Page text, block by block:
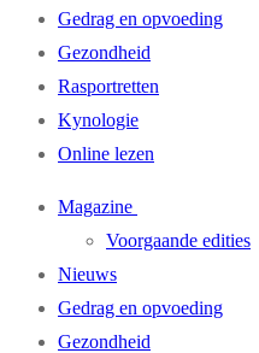
Gedrag en opvoeding
Gezondheid
Rasportretten
Kynologie
Online lezen
Magazine
Voorgaande edities
Nieuws
Gedrag en opvoeding
Gezondheid